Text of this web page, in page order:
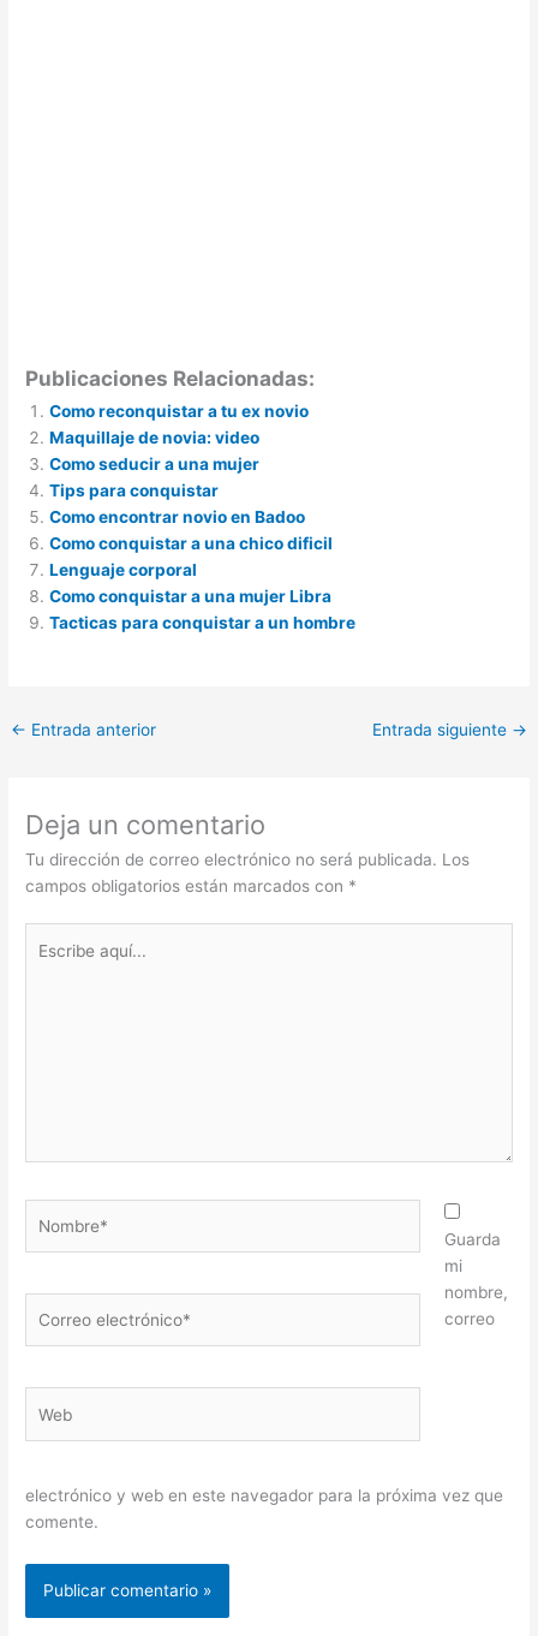
Publicaciones Relacionadas:
Como reconquistar a tu ex novio
Maquillaje de novia: video
Como seducir a una mujer
Tips para conquistar
Como encontrar novio en Badoo
Como conquistar a una chico dificil
Lenguaje corporal
Como conquistar a una mujer Libra
Tacticas para conquistar a un hombre
← Entrada anterior Entrada siguiente →
Deja un comentario
Tu dirección de correo electrónico no será publicada. Los
campos obligatorios están marcados con *
aquí...
electrónico*
Guarda
mi
nombre,
correo
electrónico y web en este navegador para la próxima vez que
comente.